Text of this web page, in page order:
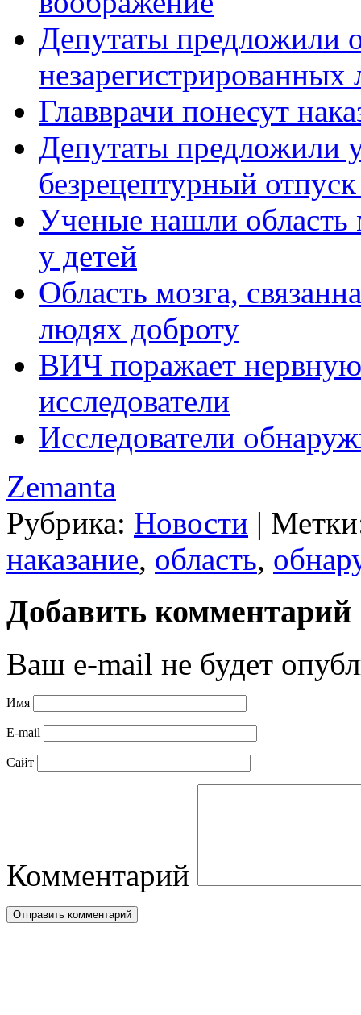
Депутаты предложили
незарегистрированных
Главврачи понесут
Депутаты предложили
безрецептурный
Ученые нашли область
у детей
Область мозга,
людях доброту
ВИЧ поражает
исследователи
Исследователи
Zemanta
Рубрика: Новости |
наказание, область,
Добавить комментарий
Ваш e-mail не будет
Имя
E-mail
Сайт
Комментарий